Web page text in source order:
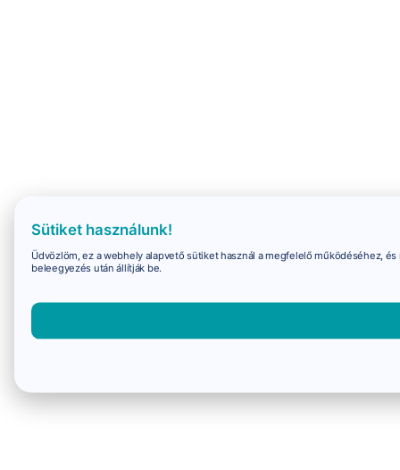
Sütiket használunk!
Üdvözlöm, ez a webhely alapvető sütiket használ a megfelelő működéséhez,
beleegyezés után állítják be.